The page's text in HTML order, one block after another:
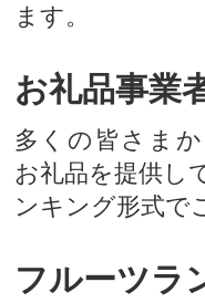
ます。
お礼品事業
多くの皆さま
お礼品を提供し
ンキング形式で
フルーツラ